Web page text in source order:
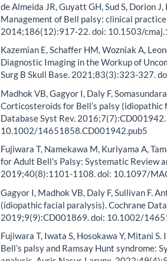
de Almeida JR, Guyatt GH, Sud S, Dorion
Management of Bell palsy: clinical
2014;186(12):917-22. doi: 10.1503/
Kazemian E, Schaffer HM, Wozniak A,
Diagnostic Imaging in the Workup of
Surg B Skull Base. 2021;83(3):323-327.
Madhok VB, Gagyor I, Daly F,
Corticosteroids for Bell’s palsy (idiopathic
Database Syst Rev. 2016;7(7):CD001942.
10.1002/14651858.CD001942.pub5
Fujiwara T, Namekawa M, Kuriyama A,
for Adult Bell’s Palsy: Systematic Review
2019;40(8):1101-1108. doi: 10.1097/
Gagyor I, Madhok VB, Daly F, Sullivan F.
(idiopathic facial paralysis). Cochrane
2019;9(9):CD001869. doi: 10.1002/
Fujiwara T, Iwata S, Hosokawa Y, Mitani
Bell’s palsy and Ramsay Hunt syndrome: